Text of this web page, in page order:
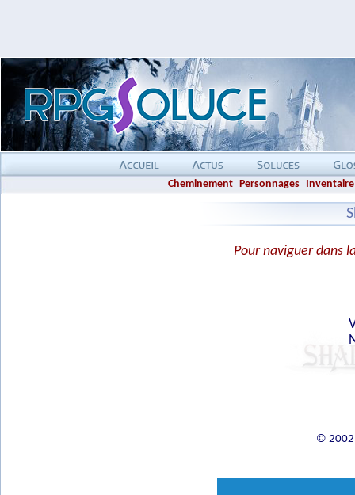
Cheminement Personnages Inventaire
Pour naviguer dans
© 2002